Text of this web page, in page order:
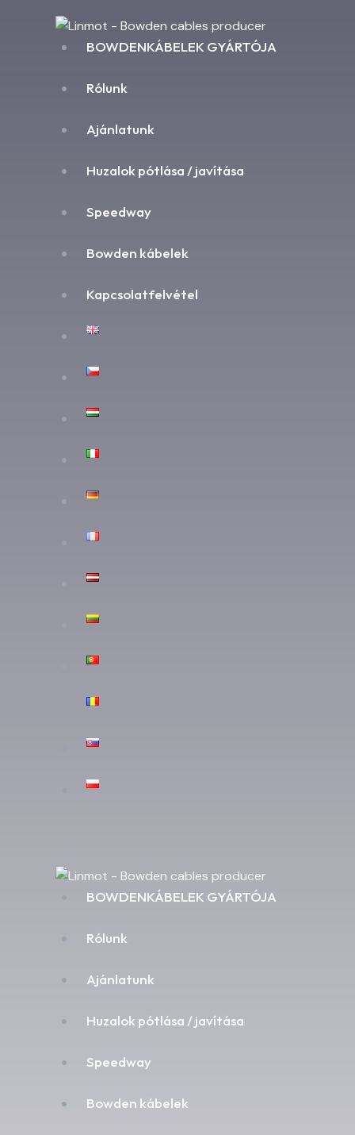
BOWDENKÁBELEK GYÁRTÓJA
Rólunk
Ajánlatunk
Huzalok pótlása / javítása
Speedway
Bowden kábelek
Kapcsolatfelvétel
BOWDENKÁBELEK GYÁRTÓJA
Rólunk
Ajánlatunk
Huzalok pótlása / javítása
Speedway
Bowden kábelek